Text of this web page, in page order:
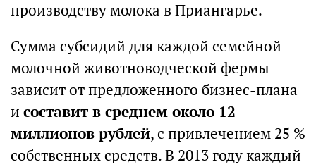
производству молока в Приангарье.
Сумма субсидий для каждой семейной
молочной животноводческой фермы
зависит от предложенного бизнес-плана
и составит в среднем около 12
миллионов рублей, с привлечением 25 %
собственных средств. В 2013 году каждый